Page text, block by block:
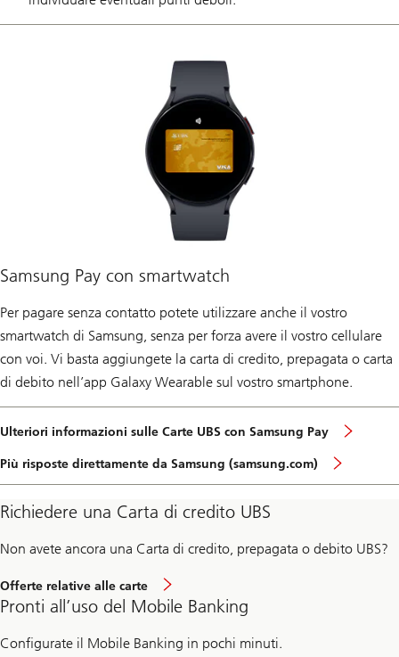
Samsung Pay con smartwatch
Per pagare senza contatto potete utilizzare anche il vostro
smartwatch di Samsung, senza per forza avere il vostro cellulare
con voi. Vi basta aggiungete la carta di credito, prepagata o carta
di debito nell’app Galaxy Wearable sul vostro smartphone.
Ulteriori informazioni sulle Carte UBS con Samsung Pay
Più risposte direttamente da Samsung (samsung.com)
Richiedere una Carta di credito UBS
Non avete ancora una Carta di credito, prepagata o debito UBS?
Offerte relative alle carte
Pronti all’uso del Mobile Banking
Configurate il Mobile Banking in pochi minuti.